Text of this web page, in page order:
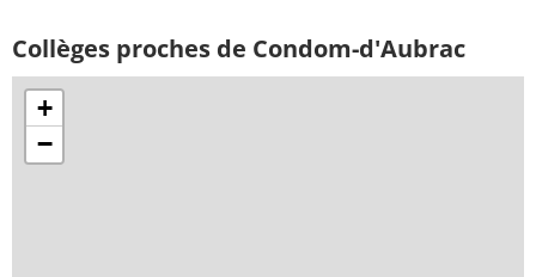
Collèges proches de Condom-d'Aubrac
+
−